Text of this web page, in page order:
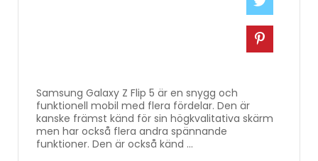
Samsung Galaxy Z Flip 5 är en snygg och
funktionell mobil med flera fördelar. Den är
kanske främst känd för sin högkvalitativa skärm
men har också flera andra spännande
funktioner. Den är också känd ...